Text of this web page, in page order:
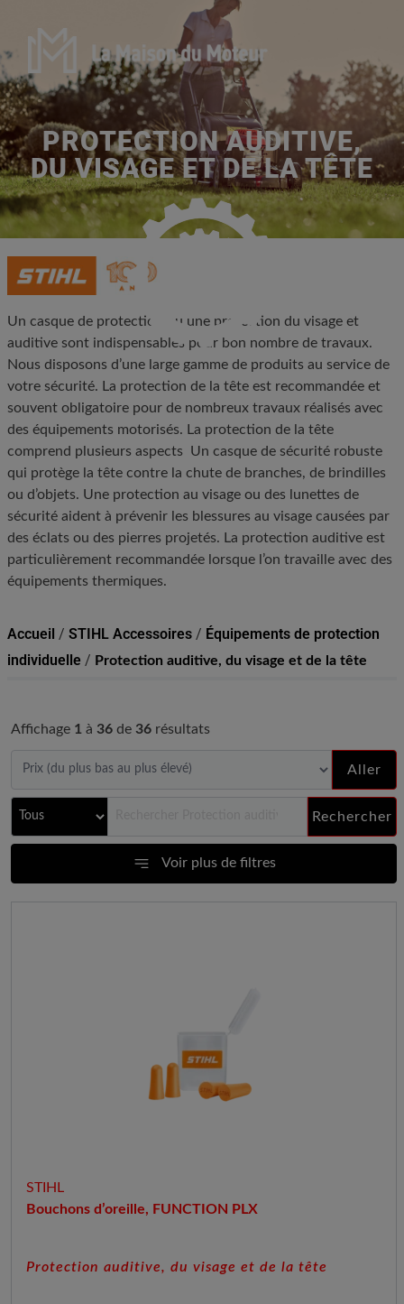
PROTECTION AUDITIVE,
DU VISAGE ET DE LA TÊTE
Un casque de protection ou une protection du visage et
auditive sont indispensables pour bon nombre de travaux.
Nous disposons d’une large gamme de produits au service de
votre sécurité. La protection de la tête est recommandée et
souvent obligatoire pour de nombreux travaux réalisés avec
des équipements motorisés. La protection de la tête
comprend plusieurs aspects Un casque de sécurité robuste
qui protège la tête contre la chute de branches, de brindilles
ou d’objets. Une protection au visage ou des lunettes de
sécurité aident à prévenir les blessures au visage causées par
des éclats ou des pierres projetés. La protection auditive est
particulièrement recommandée lorsque l’on travaille avec des
équipements thermiques.
Accueil / STIHL Accessoires / Équipements de protection
individuelle / Protection auditive, du visage et de la tête
Affichage 1 à 36 de 36 résultats
Aller
Rechercher
Voir plus de filtres
STIHL
Bouchons d’oreille, FUNCTION PLX
Protection auditive, du visage et de la tête